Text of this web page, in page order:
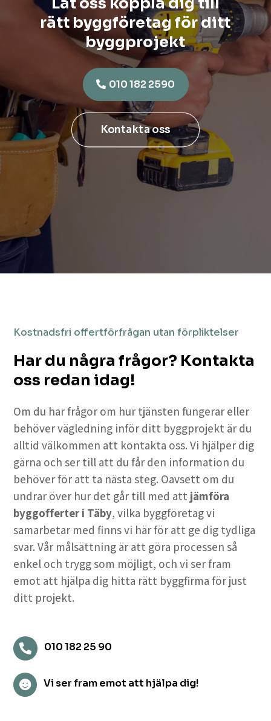
rätt byggföretag för ditt
byggprojekt
010 182 2590
Kontakta oss
Kostnadsfri offertförfrågan utan förpliktelser
Har du några frågor? Kontakta
oss redan idag!
Om du har frågor om hur tjänsten fungerar eller
behöver vägledning inför ditt byggprojekt är du
alltid välkommen att kontakta oss. Vi hjälper dig
gärna och ser till att du får den information du
behöver för att ta nästa steg. Oavsett om du
undrar över hur det går till med att jämföra
byggofferter i Täby, vilka byggföretag vi
samarbetar med finns vi här för att ge dig tydliga
svar. Vår målsättning är att göra processen så
enkel och trygg som möjligt, och vi ser fram
emot att hjälpa dig hitta rätt byggfirma för just
ditt projekt.
 010 182 25 90
 Vi ser fram emot att hjälpa dig!